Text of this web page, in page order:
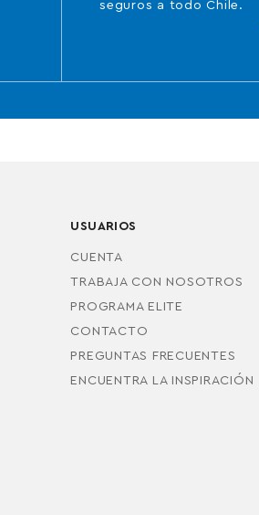
seguros a todo Chile.
USUARIOS
CUENTA
TRABAJA CON NOSOTROS
PROGRAMA ELITE
CONTACTO
PREGUNTAS FRECUENTES
ENCUENTRA LA INSPIRACIÓN